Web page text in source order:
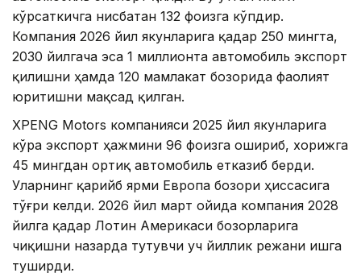
кўрсаткичга нисбатан 132 фоизга кўпдир.
Компания 2026 йил якунларига қадар 250 мингта,
2030 йилгача эса 1 миллионта автомобиль экспорт
қилишни ҳамда 120 мамлакат бозорида фаолият
юритишни мақсад қилган.
XPENG Motors компанияси 2025 йил якунларига
кўра экспорт ҳажмини 96 фоизга ошириб, хорижга
45 мингдан ортиқ автомобиль етказиб берди.
Уларнинг қарийб ярми Европа бозори ҳиссасига
тўғри келди. 2026 йил март ойида компания 2028
йилга қадар Лотин Америкаси бозорларига
чиқишни назарда тутувчи уч йиллик режани ишга
туширди.